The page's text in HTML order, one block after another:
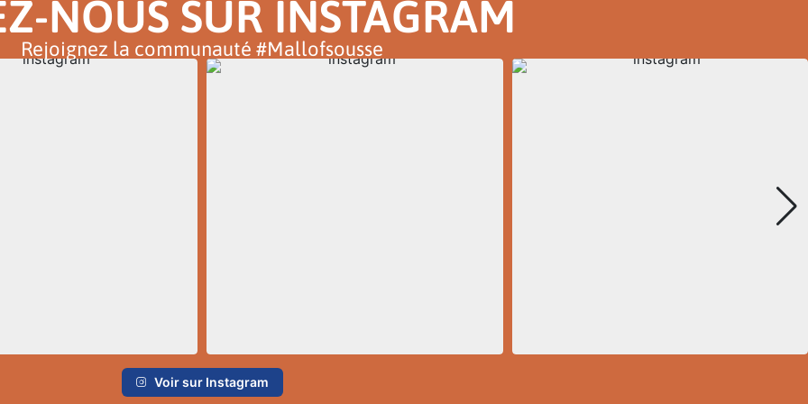
NOUS SUR INSTAGRAM
Rejoignez la communauté #Mallofsousse
Voir sur Instagram